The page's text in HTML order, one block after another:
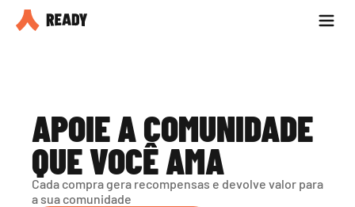
Seja parceiro
APOIE A COMUNIDADE
QUE VOCÊ AMA
Cada compra gera recompensas e devolve valor para
a sua comunidade